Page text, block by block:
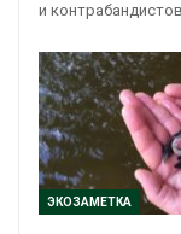
и контрабандистов
ЭКОЗАМЕТКА